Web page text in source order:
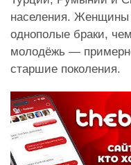
населения. Женщины
однополые браки,
молодёжь —
старшие поколения.